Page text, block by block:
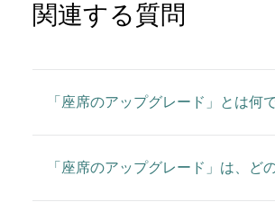
関連する質問
「座席のアップグレード」とは何
「座席のアップグレード」は、ど